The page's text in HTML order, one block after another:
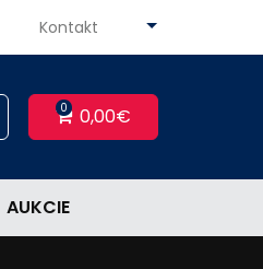
Kontakt
0 0,00€
AUKCIE